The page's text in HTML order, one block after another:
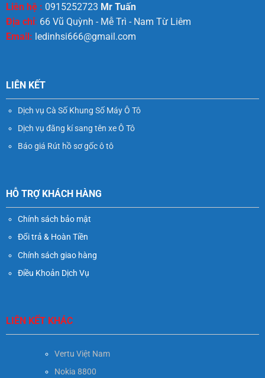
Liên hệ : 0915252723 Mr Tuấn
Địa chỉ: 66 Vũ Quỳnh - Mễ Trì - Nam Từ Liêm
Email: ledinhsi666@gmail.com
LIÊN KẾT
Dịch vụ Cà Số Khung Số Máy Ô Tô
Dịch vụ đăng kí sang tên xe Ô Tô
Báo giá Rút hồ sơ gốc ô tô
HỖ TRỢ KHÁCH HÀNG
Chính sách bảo mật
Đổi trả & Hoàn Tiền
Chính sách giao hàng
Điều Khoản Dịch Vụ
LIÊN KẾT KHÁC
Vertu Việt Nam
Nokia 8800